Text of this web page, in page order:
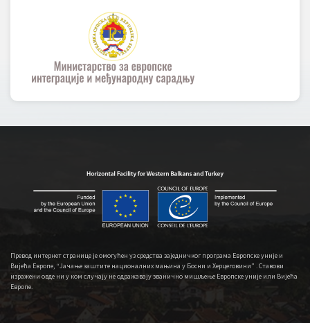
Превод интернет странице је омогућен уз средства заједничког програма Европске уније и
Вијећа Европе, “Јачање заштите националних мањина у Босни и Херцеговини” . Ставови
изражени овде ни у ком случају не одражавају званично мишљење Европске уније или Вијећа
Европе.